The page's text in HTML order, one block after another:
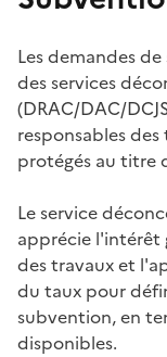
Les demandes
des services
(DRAC/DAC/
responsables
protégés au titre
Le service
apprécie l'intérêt
des travaux et
du taux pour
subvention, en
disponibles.